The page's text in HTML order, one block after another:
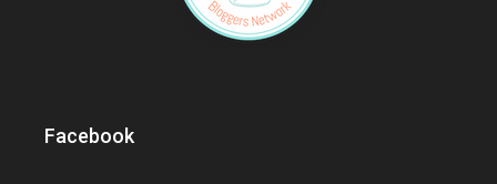
Facebook